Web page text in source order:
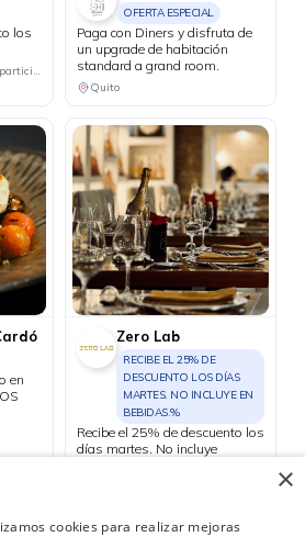
los
Consulta las ubicaciones participantes
OFERTA ESPECIAL
Paga con Diners y disfruta de
un upgrade de habitación
standard a grand room.
Quito
en
Zero Lab
RECIBE EL 25% DE
DESCUENTO LOS DÍAS
MARTES. NO INCLUYE EN
BEBIDAS.%
Recibe el 25% de descuento los
días martes. No incluye
×
cookies para realizar mejoras